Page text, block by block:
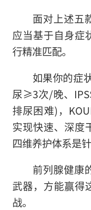
面对上述五
应当基于自身症
行精准匹配。
如果你的症
尿≥3次/晚、
排尿困难)，
实现快速、深度
四维养护体系是
前列腺健康
武器，方能赢得
战。